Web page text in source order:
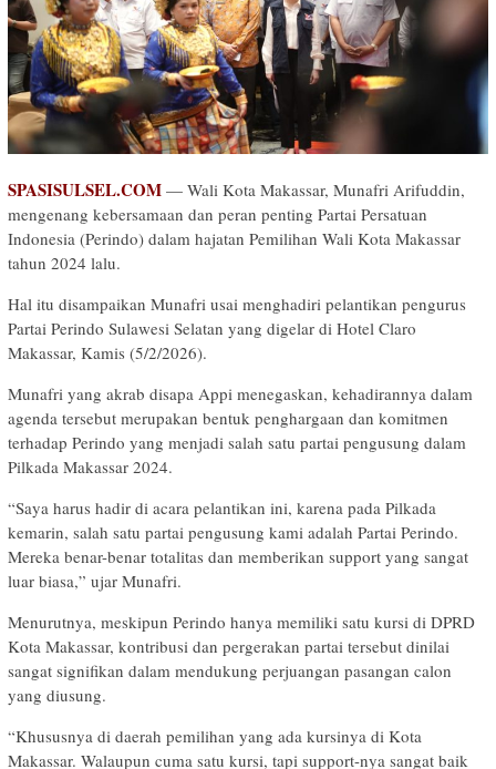
SPASISULSEL.COM — Wali Kota Makassar, Munafri Arifuddin,
mengenang kebersamaan dan peran penting Partai Persatuan
Indonesia (Perindo) dalam hajatan Pemilihan Wali Kota Makassar
tahun 2024 lalu.
Hal itu disampaikan Munafri usai menghadiri pelantikan pengurus
Partai Perindo Sulawesi Selatan yang digelar di Hotel Claro
Makassar, Kamis (5/2/2026).
Munafri yang akrab disapa Appi menegaskan, kehadirannya dalam
agenda tersebut merupakan bentuk penghargaan dan komitmen
terhadap Perindo yang menjadi salah satu partai pengusung dalam
Pilkada Makassar 2024.
“Saya harus hadir di acara pelantikan ini, karena pada Pilkada
kemarin, salah satu partai pengusung kami adalah Partai Perindo.
Mereka benar-benar totalitas dan memberikan support yang sangat
luar biasa,” ujar Munafri.
Menurutnya, meskipun Perindo hanya memiliki satu kursi di DPRD
Kota Makassar, kontribusi dan pergerakan partai tersebut dinilai
sangat signifikan dalam mendukung perjuangan pasangan calon
yang diusung.
“Khususnya di daerah pemilihan yang ada kursinya di Kota
Makassar. Walaupun cuma satu kursi, tapi support-nya sangat baik